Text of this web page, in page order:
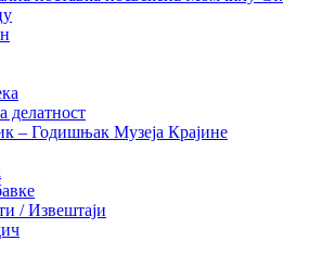
делатност
– Годишњак Музеја Крајине
/ Извештаји